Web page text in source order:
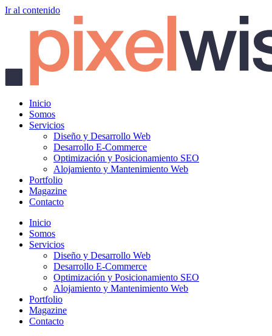
Ir al contenido
Inicio
Somos
Servicios
Diseño y Desarrollo Web
Desarrollo E-Commerce
Optimización y Posicionamiento SEO
Alojamiento y Mantenimiento Web
Portfolio
Magazine
Contacto
Inicio
Somos
Servicios
Diseño y Desarrollo Web
Desarrollo E-Commerce
Optimización y Posicionamiento SEO
Alojamiento y Mantenimiento Web
Portfolio
Magazine
Contacto